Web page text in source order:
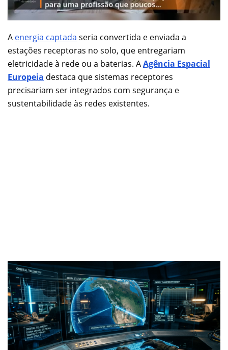
A energia captada seria convertida e enviada a
estações receptoras no solo, que entregariam
eletricidade à rede ou a baterias. AAgência Espacial
Europeia destaca que sistemas receptores
precisariam ser integrados com segurança e
sustentabilidade às redes existentes.